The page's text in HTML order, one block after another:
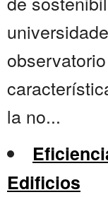
la no...
Edificios